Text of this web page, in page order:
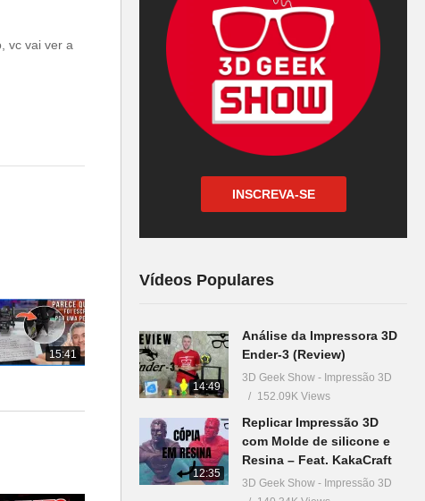
vc vai ver a
15:41
INSCREVA-SE
Vídeos Populares
14:49
Análise da Impressora 3D
Ender-3 (Review)
3D Geek Show - Impressão 3D
152.09K Views
12:35
Replicar Impressão 3D
com Molde de silicone e
Resina – Feat. KakaCraft
3D Geek Show - Impressão 3D